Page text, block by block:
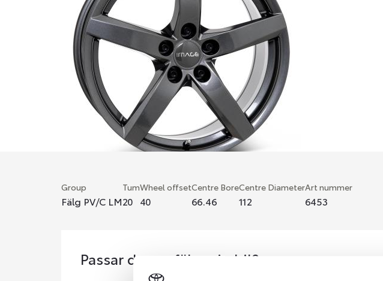
Group
Fälg PV/C LM
Tum
20
Wheel offset
40
Centre Bore
66.46
Centre Diameter
112
Art nummer
6453
Passar denna fälg min bil?